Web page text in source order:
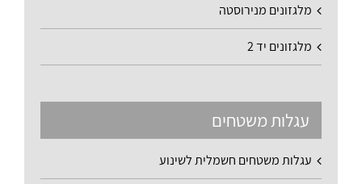
מלגזונים מנירוסטה
מלגזונים יד 2
עגלות משטחים
עגלות משטחים חשמלית לשינוע